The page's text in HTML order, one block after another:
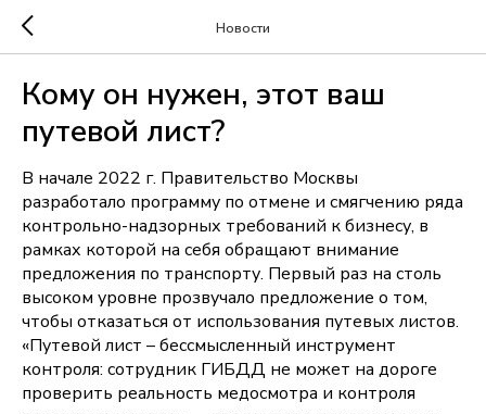
Новости
Кому он нужен, этот ваш
путевой лист?
В начале 2022 г. Правительство Москвы
разработало программу по отмене и смягчению ряда
контрольно-надзорных требований к бизнесу, в
рамках которой на себя обращают внимание
предложения по транспорту. Первый раз на столь
высоком уровне прозвучало предложение о том,
чтобы отказаться от использования путевых листов.
«Путевой лист – бессмысленный инструмент
контроля: сотрудник ГИБДД не может на дороге
проверить реальность медосмотра и контроля